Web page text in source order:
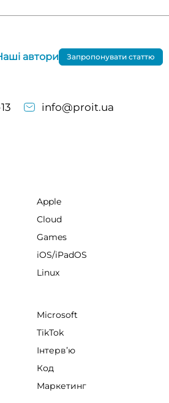
info@proit.ua
автори Запропонувати статтю
Apple
Cloud
Games
iOS/iPadOS
Linux
Microsoft
TikTok
Інтервʼю
Код
Маркетинг